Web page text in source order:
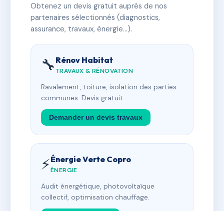
Obtenez un devis gratuit auprès de nos
partenaires sélectionnés (diagnostics,
assurance, travaux, énergie…).
🔧 Rénov Habitat
TRAVAUX & RÉNOVATION
Ravalement, toiture, isolation des parties
communes. Devis gratuit.
Demander un devis travaux
⚡Énergie Verte Copro
ÉNERGIE
Audit énergétique, photovoltaïque
collectif, optimisation chauffage.